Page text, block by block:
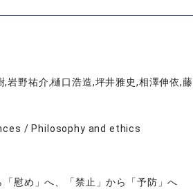
岩野祐介,樋口浩造,坪井雅史,相澤伸依,
/ Philosophy and ethics
慰め」へ、「禁止」から「予防」へ